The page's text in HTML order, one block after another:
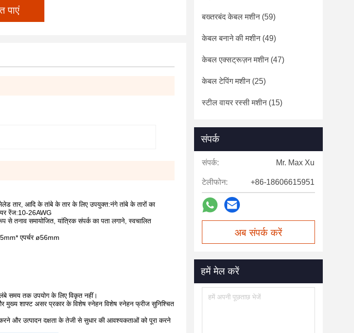
पाएं
तार, आदि के तांबे के तार के लिए उपयुक्त:नंगे तांबे के तारों का
रेंज:10-26AWG
समायोजित, यांत्रिक संपर्क का पता लगाने, स्वचालित
एपर्चर ø56mm
समय तक उपयोग के लिए विकृत नहीं।
मुख्य शाफ्ट असर प्रकार के विशेष स्नेहन विशेष स्नेहन फ्रीज सुनिश्चित
और उत्पादन दक्षता के तेजी से सुधार की आवश्यकताओं को पूरा करने
बख्तरबंद केबल मशीन(59)
केबल बनाने की मशीन(49)
केबल एक्सट्रूज़न मशीन(47)
केबल टेपिंग मशीन(25)
स्टील वायर रस्सी मशीन(15)
संपर्क
संपर्क: Mr. Max Xu
टेलीफोन: +86-18606615951
अब संपर्क करें
हमें मेल करें